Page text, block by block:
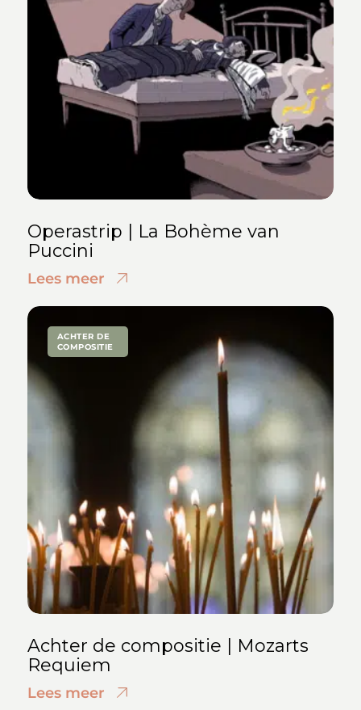
Operastrip | La Bohème van
Puccini
Lees meer
ACHTER DE
COMPOSITIE
Achter de compositie | Mozarts
Requiem
Lees meer